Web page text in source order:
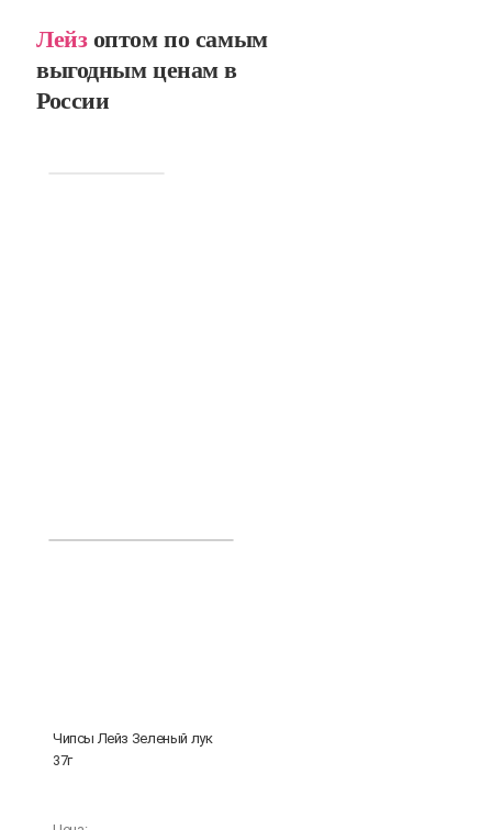
Лейз оптом по самым
выгодным ценам в
России
Чипсы Лейз Зеленый лук
37г